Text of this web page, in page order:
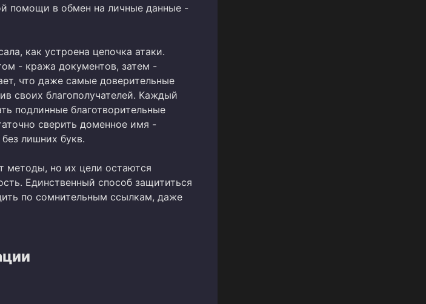
помощи в обмен на личные данные -
как устроена цепочка атаки.
- кража документов, затем -
что даже самые доверительные
своих благополучателей. Каждый
подлинные благотворительные
сверить доменное имя -
лишних букв.
методы, но их цели остаются
Единственный способ защититься
по сомнительным ссылкам, даже